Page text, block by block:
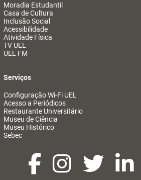
Moradia Estudantil
Casa de Cultura
Inclusão Social
Acessibilidade
Atividade Física
TV UEL
UEL FM
Serviços
Configuração Wi-Fi UEL
Acesso a Periódicos
Restaurante Universitário
Museu de Ciência
Museu Histórico
Sebec